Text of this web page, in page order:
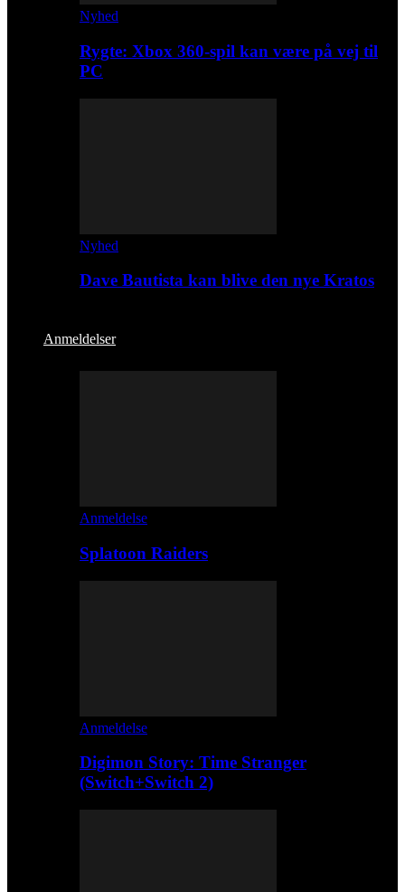
Nyhed
Rygte: Xbox 360-spil kan være på vej til
PC
Nyhed
Dave Bautista kan blive den nye Kratos
Anmeldelser
Anmeldelse
Splatoon Raiders
Anmeldelse
Digimon Story: Time Stranger
(Switch+Switch 2)